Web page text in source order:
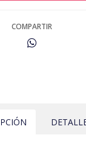
COMPARTIR